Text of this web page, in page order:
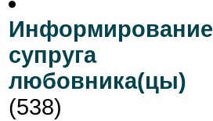
Информирование
супруга
любовника(цы)
(538)